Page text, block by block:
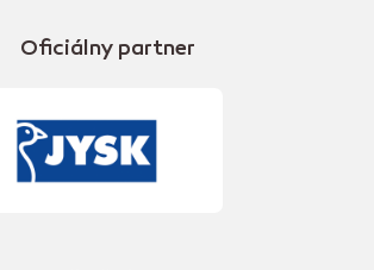
Oficiálny partner